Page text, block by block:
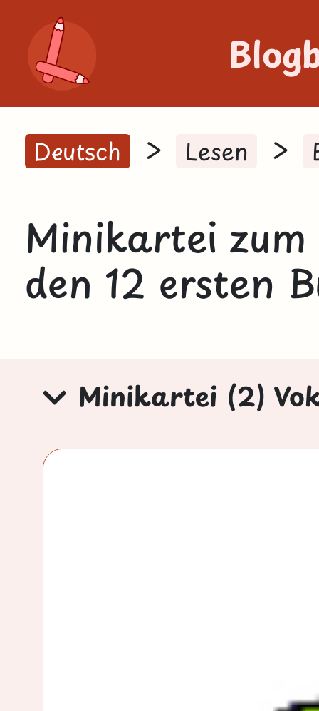
Deutsch > Lesen >
Minikartei zum
den 12 ersten
Minikartei (2)